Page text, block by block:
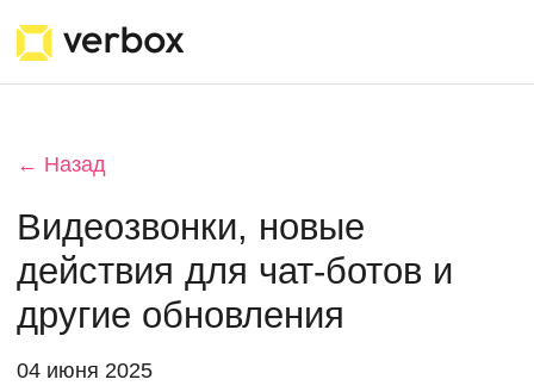
← Назад
Видеозвонки, новые
действия для чат-ботов и
другие обновления
04 июня 2025